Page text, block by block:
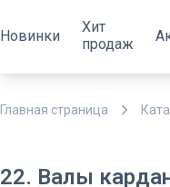
Новинки
Хит
продаж
Главная страница
22. Валы